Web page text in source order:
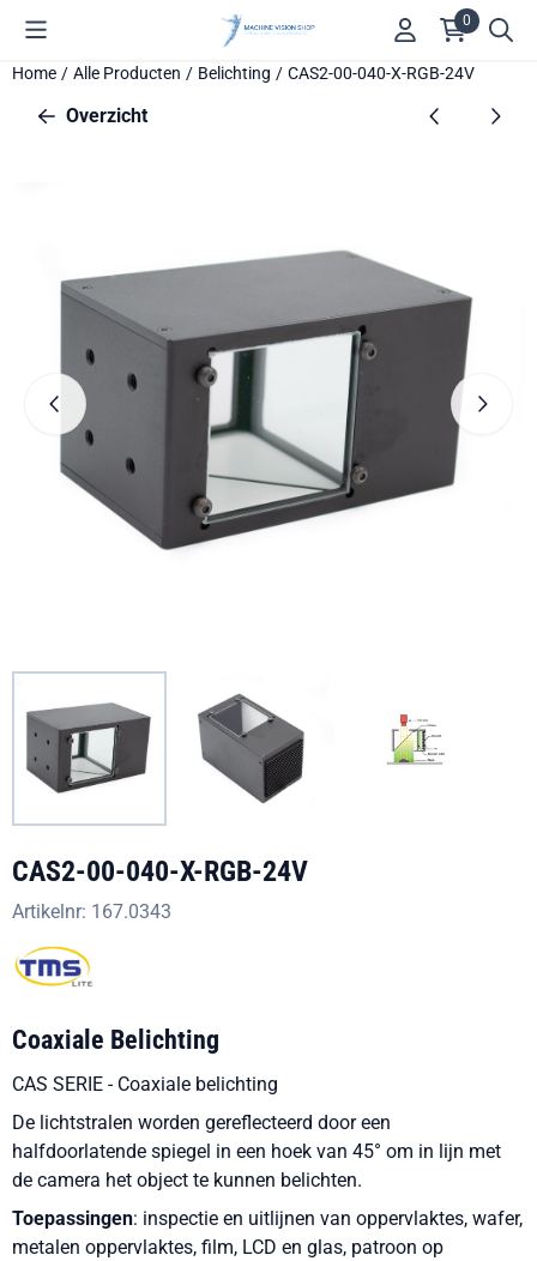
Cookievoorkeuren zijn beschikbaar. Kies instellingen of sta alle
0
Home / Alle Producten / Belichting / CAS2-00-040-X-RGB-24V
Overzicht
CAS2-00-040-X-RGB-24V
Artikelnr: 167.0343
Coaxiale Belichting
CAS SERIE - Coaxiale belichting
De lichtstralen worden gereflecteerd door een
halfdoorlatende spiegel in een hoek van 45° om in lijn met
de camera het object te kunnen belichten.
Toepassingen: inspectie en uitlijnen van oppervlaktes, wafer,
metalen oppervlaktes, film, LCD en glas, patroon op